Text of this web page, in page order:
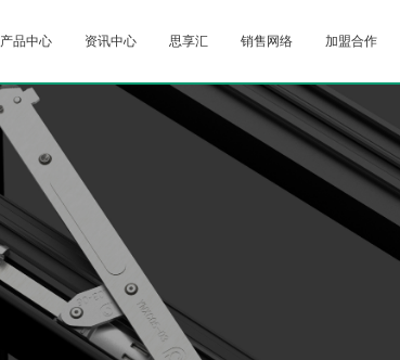
产品中心 资讯中心 思享汇 销售网络 加盟合作